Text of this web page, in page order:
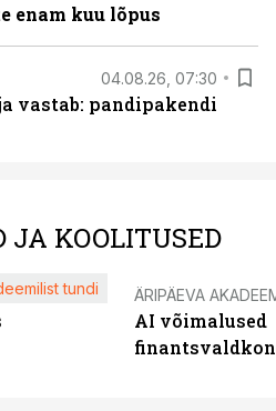
enam kuu lõpus
04.08.26, 07:30
vastab: pandipakendi
JA KOOLITUSED
tundi ÄRIPÄEVA
AI võimalused